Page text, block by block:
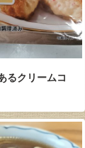
るクリームコ